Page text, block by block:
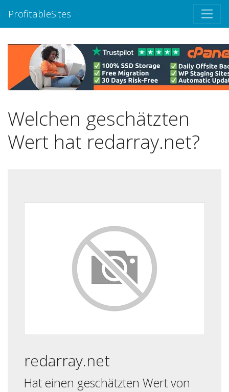
ProfitableSites
Welchen geschätzten
Wert hat redarray.net?
redarray.net
Hat einen geschätzten Wert von